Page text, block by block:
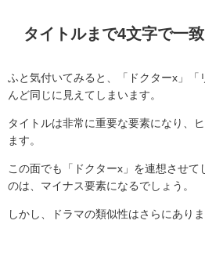
タイトルまで4文字で一致
ふと気付いてみると、「ドクターx」「
んど同じに見えてしまいます。
タイトルは非常に重要な要素になり、
ます。
この面でも「ドクターx」を連想させて
のは、マイナス要素になるでしょう。
しかし、ドラマの類似性はさらにありま